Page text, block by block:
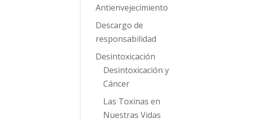
Antienvejecimiento
Descargo de
responsabilidad
Desintoxicación
Desintoxicación y
Cáncer
Las Toxinas en
Nuestras Vidas